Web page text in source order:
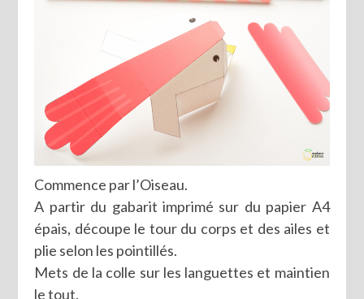
Commence par l’Oiseau.
A partir du gabarit imprimé sur du papier A4
épais, découpe le tour du corps et des ailes et
plie selon les pointillés.
Mets de la colle sur les languettes et maintien
le tout.